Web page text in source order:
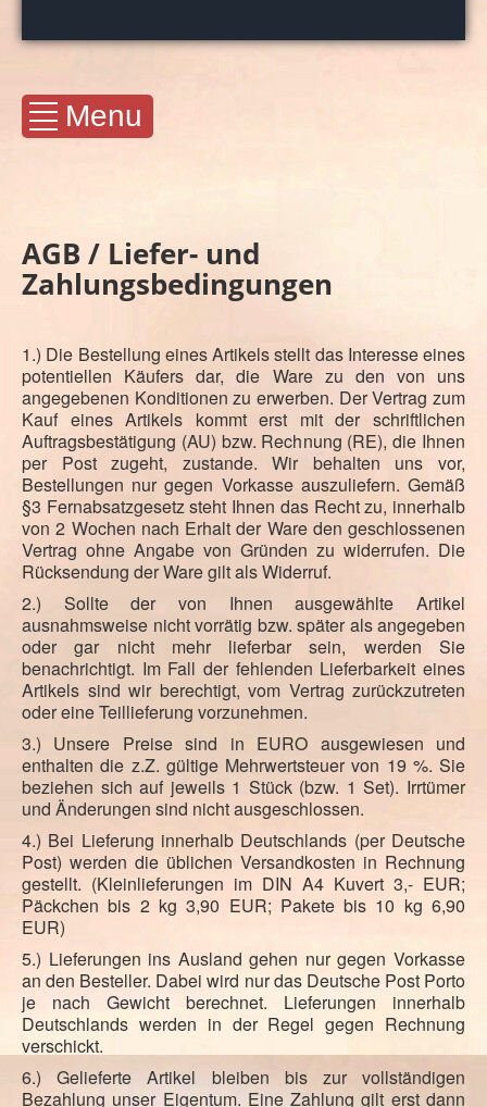
Menu
AGB / Liefer- und
Zahlungsbedingungen
1.) Die Bestellung eines Artikels stellt das Interesse eines
potentiellen Käufers dar, die Ware zu den von uns
angegebenen Konditionen zu erwerben. Der Vertrag zum
Kauf eines Artikels kommt erst mit der schriftlichen
Auftragsbestätigung (AU) bzw. Rechnung (RE), die Ihnen
per Post zugeht, zustande. Wir behalten uns vor,
Bestellungen nur gegen Vorkasse auszuliefern. Gemäß
§3 Fernabsatzgesetz steht Ihnen das Recht zu, innerhalb
von 2 Wochen nach Erhalt der Ware den geschlossenen
Vertrag ohne Angabe von Gründen zu widerrufen. Die
Rücksendung der Ware gilt als Widerruf.
2.) Sollte der von Ihnen ausgewählte Artikel
ausnahmsweise nicht vorrätig bzw. später als angegeben
oder gar nicht mehr lieferbar sein, werden Sie
benachrichtigt. Im Fall der fehlenden Lieferbarkeit eines
Artikels sind wir berechtigt, vom Vertrag zurückzutreten
oder eine Teillieferung vorzunehmen.
3.) Unsere Preise sind in EURO ausgewiesen und
enthalten die z.Z. gültige Mehrwertsteuer von 19 %. Sie
beziehen sich auf jeweils 1 Stück (bzw. 1 Set). Irrtümer
und Änderungen sind nicht ausgeschlossen.
4.) Bei Lieferung innerhalb Deutschlands (per Deutsche
Post) werden die üblichen Versandkosten in Rechnung
gestellt. (Kleinlieferungen im DIN A4 Kuvert 3,- EUR;
Päckchen bis 2 kg 3,90 EUR; Pakete bis 10 kg 6,90
EUR)
5.) Lieferungen ins Ausland gehen nur gegen Vorkasse
an den Besteller. Dabei wird nur das Deutsche Post Porto
je nach Gewicht berechnet. Lieferungen innerhalb
Deutschlands werden in der Regel gegen Rechnung
verschickt.
6.) Gelieferte Artikel bleiben bis zur vollständigen
Bezahlung unser Eigentum. Eine Zahlung gilt erst dann